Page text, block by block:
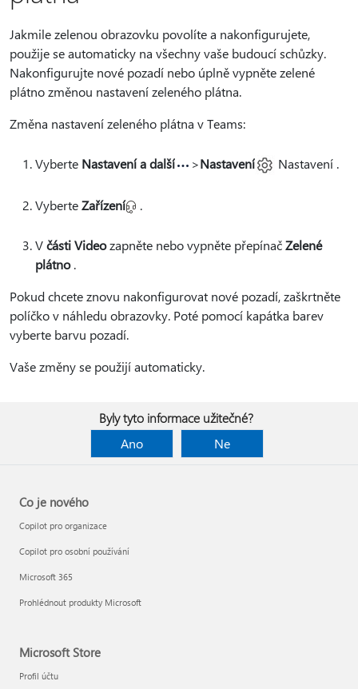
Jakmile zelenou obrazovku povolíte a nakonfigurujete,
použije se automaticky na všechny vaše budoucí schůzky.
Nakonfigurujte nové pozadí nebo úplně vypněte zelené
plátno změnou nastavení zeleného plátna.
Změna nastavení zeleného plátna v Teams:
Vyberte Nastavení a další >Nastavení Nastavení .
VyberteZařízení .
Včásti Videozapněte nebo vypněte přepínačZelené
plátno.
Pokud chcete znovu nakonfigurovat nové pozadí, zaškrtněte
políčko v náhledu obrazovky. Poté pomocí kapátka barev
vyberte barvu pozadí.
Vaše změny se použijí automaticky.
Byly tyto informace užitečné?
Ano
Ne
Co je nového
Copilot pro organizace
Copilot pro osobní používání
Microsoft 365
Prohlédnout produkty Microsoft
Microsoft Store
Profil účtu